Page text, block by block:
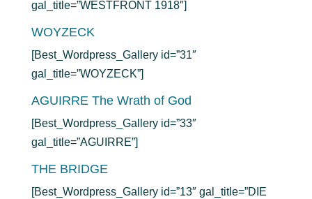
gal_title=”WESTFRONT 1918″]
WOYZECK
[Best_Wordpress_Gallery id=”31″
gal_title=”WOYZECK”]
AGUIRRE The Wrath of God
[Best_Wordpress_Gallery id=”33″
gal_title=”AGUIRRE”]
THE BRIDGE
[Best_Wordpress_Gallery id=”13″ gal_title=”DIE